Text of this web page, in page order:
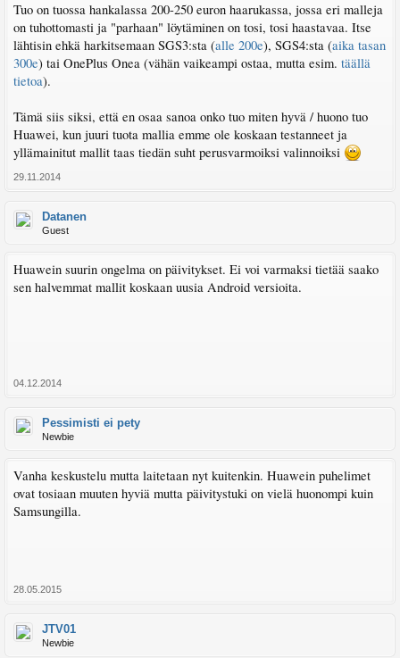
Tuo on tuossa hankalassa 200-250 euron haarukassa, jossa eri malleja
on tuhottomasti ja "parhaan" löytäminen on tosi, tosi haastavaa. Itse
lähtisin ehkä harkitsemaan SGS3:sta (alle 200e), SGS4:sta (aika tasan
300e) tai OnePlus Onea (vähän vaikeampi ostaa, mutta esim. täällä
tietoa).
Tämä siis siksi, että en osaa sanoa onko tuo miten hyvä / huono tuo
Huawei, kun juuri tuota mallia emme ole koskaan testanneet ja
yllämainitut mallit taas tiedän suht perusvarmoiksi valinnoiksi
29.11.2014
Datanen
Guest
Huawein suurin ongelma on päivitykset. Ei voi varmaksi tietää saako
sen halvemmat mallit koskaan uusia Android versioita.
04.12.2014
Pessimisti ei pety
Newbie
Vanha keskustelu mutta laitetaan nyt kuitenkin. Huawein puhelimet
ovat tosiaan muuten hyviä mutta päivitystuki on vielä huonompi kuin
Samsungilla.
28.05.2015
JTV01
Newbie